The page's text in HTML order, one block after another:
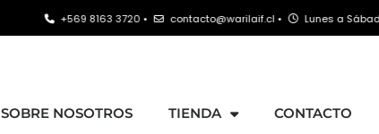
+569 8163 3720 • contacto@warilaif.cl • Lunes a Sábado: 9:00 -
SOBRE NOSOTROS TIENDA CONTACTO